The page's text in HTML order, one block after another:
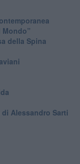
della Spina
Alessandro Sarti